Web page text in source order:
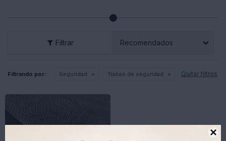

Recomendados
Filtrando por: Seguridad Trabas de seguridad Quitar filtros